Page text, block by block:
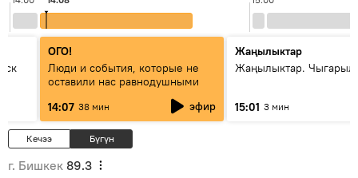
ОГО!
Люди и события, которые не
оставили нас равнодушными
14:07 38 мин эфир
Жаңылыктар
Жаңылыктар.
15:01 3 мин
Кечээ Бүгүн
г. Бишкек 89.3